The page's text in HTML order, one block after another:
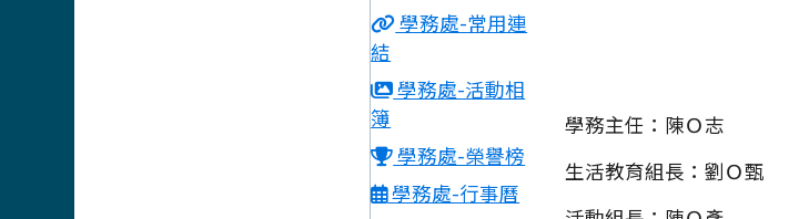
學務處-常用連
結
學務處-活動相
簿
學務處-榮譽榜
學務處-行事曆
學務主任：陳Ｏ志
生活教育組長：劉Ｏ甄